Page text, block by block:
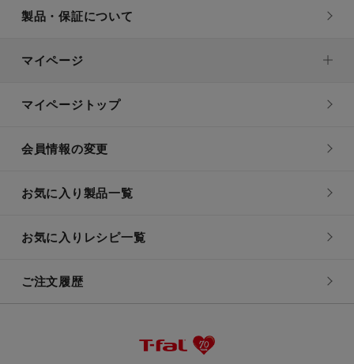
製品・保証について
マイページ
マイページトップ
会員情報の変更
お気に入り製品一覧
お気に入りレシピ一覧
ご注文履歴